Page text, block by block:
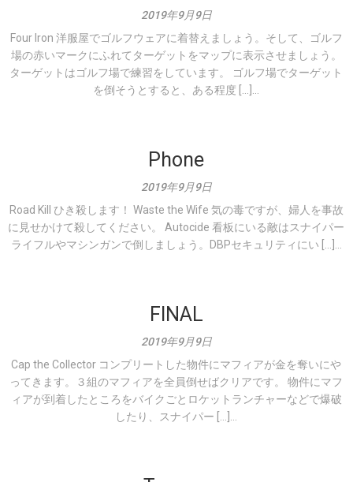
2019年9月9日
Four Iron 洋服屋でゴルフウェアに着替えましょう。そして、ゴルフ
場の赤いマークにふれてターゲットをマップに表示させましょう。
ターゲットはゴルフ場で練習をしています。 ゴルフ場でターゲット
を倒そうとすると、ある程度 […]...
Phone
2019年9月9日
Road Kill ひき殺します！ Waste the Wife 気の毒ですが、婦人を事故
に見せかけて殺してください。 Autocide 看板にいる敵はスナイパー
ライフルやマシンガンで倒しましょう。DBPセキュリティにい […]...
FINAL
2019年9月9日
Cap the Collector コンプリートした物件にマフィアが金を奪いにや
ってきます。３組のマフィアを全員倒せばクリアです。 物件にマフ
ィアが到着したところをバイクごとロケットランチャーなどで爆破
したり、スナイパー […]...